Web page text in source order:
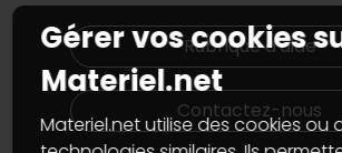
Notre démarche écologique
Materiel.net recrute
Notre programme d'affiliation
Partenariat & Sponsoring
Plan du site
Nos marques
Conditions générales de vente
Marketplace
Informations légales
Données personnelles etcookies
Gérer vos cookies
Rubrique d'aide
Contactez-nous
Gérer vos cookies
Materiel.net
Materiel.net utilise des cookies ou